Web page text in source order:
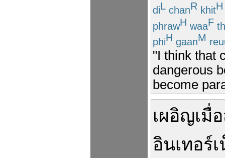
diL chanR khitH
phrawH waaF
phiH gaanM
"I think that
dangerous
become
เผอิญเมื่อ
อินเทอร์